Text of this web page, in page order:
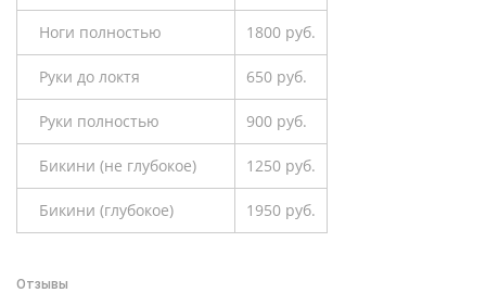
Ноги полностью 1800 руб.
Руки до локтя 650 руб.
Руки полностью 900 руб.
Бикини (не глубокое) 1250 руб.
Бикини (глубокое) 1950 руб.
Отзывы